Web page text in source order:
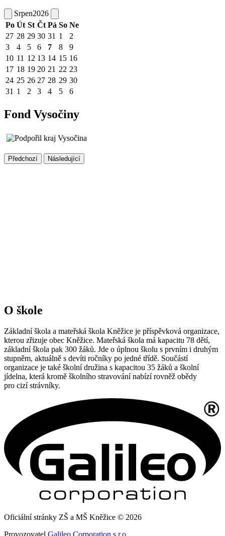
Srpen2026
Po Út St Čt Pá So Ne
27 28 29 30 31 1
2
3
4 5 6 7 8
9
10 11 12 13 14 15 16
17 18 19 20 21 22 23
24 25 26 27 28 29 30
31 1 2 3 4 5 6
Fond Vysočiny
Předchozí Následující
O škole
Základní škola a mateřská škola Kněžice je příspěvková organizace,
kterou zřizuje obec Kněžice. Mateřská škola má kapacitu 78 dětí,
základní škola pak 300 žáků. Jde o úplnou školu s prvním i druhým
stupněm, aktuálně s devíti ročníky po jedné třídě. Součástí
organizace je také školní družina s kapacitou 35 žáků a školní
jídelna, která kromě školního stravování nabízí rovněž obědy
pro cizí strávníky.
Oficiální stránky ZŠ a MŠ Kněžice © 2026
Provozovatel Galileo Corporation s.r.o.